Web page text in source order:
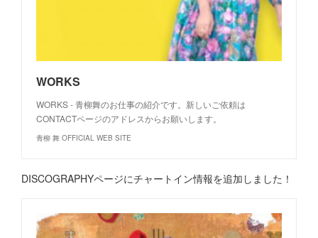
WORKS
WORKS - 青柳舞のお仕事の紹介です。新しいご依頼は
CONTACTページのアドレスからお願いします。
青柳 舞 OFFICIAL WEB SITE
DISCOGRAPHYページにチャートイン情報を追加しました！